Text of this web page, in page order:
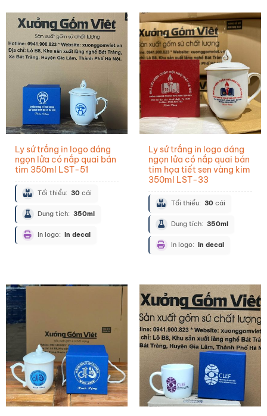
Ly sứ trắng in logo dáng
ngọn lửa có nắp quai bán
tim 350ml LST-51
Tối thiểu: 30cái
Dung tích: 350ml
In logo: In decal
Ly sứ trắng in logo dáng
ngọn lửa có nắp quai bán
tim họa tiết sen vàng kim
350ml LST-33
Tối thiểu: 30cái
Dung tích: 350ml
In logo: In decal